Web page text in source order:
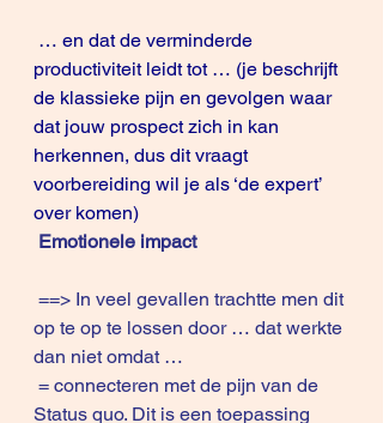
productiviteit leidt tot … (je beschrijft
de klassieke pijn en gevolgen waar
dat jouw prospect zich in kan
herkennen, dus dit vraagt
voorbereiding wil je als ‘de expert’
over komen)
Emotionele impact
op te op te lossen door … dat werkte
dan niet omdat …
Status quo. Dit is een toepassing